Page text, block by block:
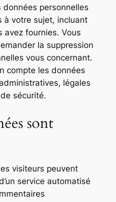
personnelles
à votre sujet, incluant
avez fournies. Vous
la suppression
vous concernant.
compte les données
légales
sécurité.
sont
visiteurs peuvent
service automatisé